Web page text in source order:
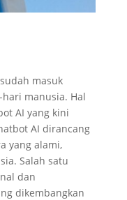
masuk
manusia. Hal
AI yang kini
AI dirancang
yang alami,
Salah satu
dan
dikembangkan